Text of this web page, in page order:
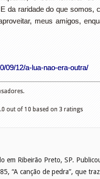
da raridade do que somos,
meus amigos,
09/12/a-lua-nao-era-outra/
out of 10 based on 3 ratings
em Ribeirão Preto, SP.
“A canção de pedra”, que